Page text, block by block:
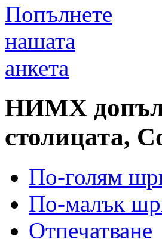
Попълнете
нашата
анкета
НИМХ
столицата,
По-голям
По-малък
Отпечатване